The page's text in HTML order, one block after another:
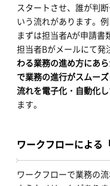
スタートさせ、誰が判
いう流れがあります。
まずは担当者Aが申請書
担当者Bがメールにて発
わる業務の進め方にあ
で業務の進行がスムー
流れを電子化・自動化
ます。
ワークフローによる
ワークフローで業務の